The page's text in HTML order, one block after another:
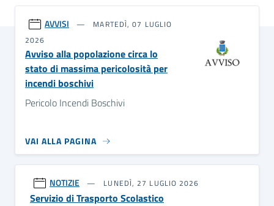
AVVISI
MARTEDÌ, 07 LUGLIO
2026
Avviso alla popolazione circa lo
stato di massima pericolosità per
incendi boschivi
Pericolo Incendi Boschivi
VAI ALLA PAGINA
NOTIZIE LUNEDÌ, 27 LUGLIO 2026
Servizio di Trasporto Scolastico